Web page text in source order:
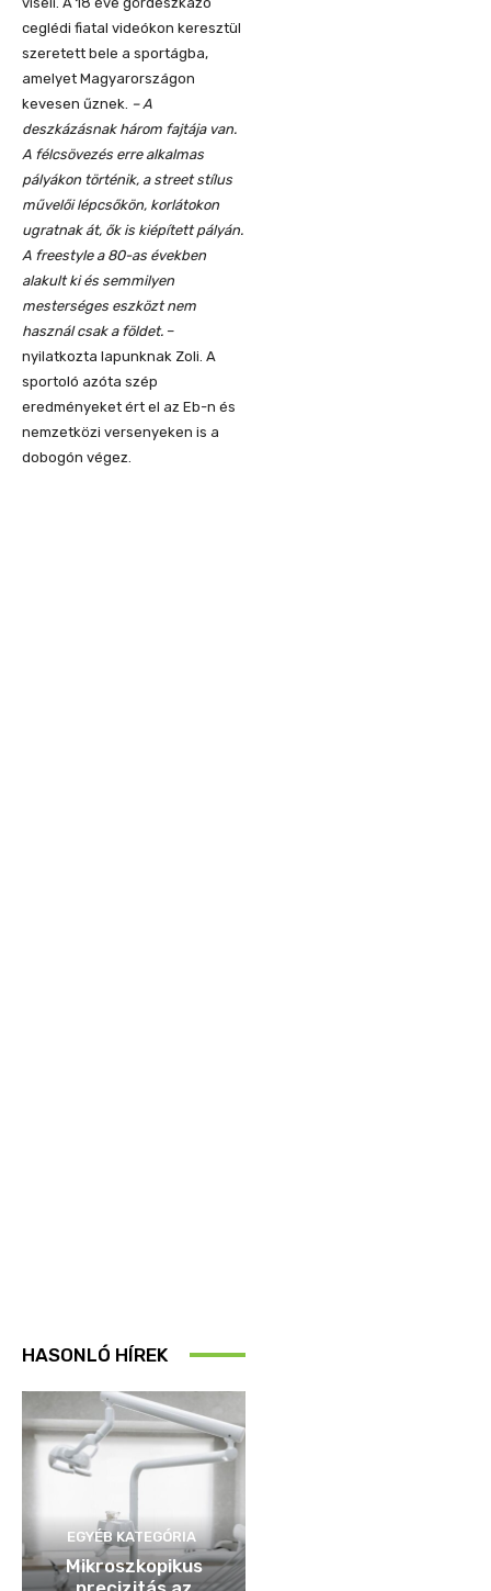
ceglédi fiatal videókon keresztül
szeretett bele a sportágba,
amelyet Magyarországon
kevesen űznek. – A
deszkázásnak három fajtája van.
A félcsövezés erre alkalmas
pályákon történik, a street stílus
művelői lépcsőkön, korlátokon
ugratnak át, ők is kiépített pályán.
A freestyle a 80-as években
alakult ki és semmilyen
mesterséges eszközt nem
használ csak a földet. –
nyilatkozta lapunknak Zoli. A
sportoló azóta szép
eredményeket ért el az Eb-n és
nemzetközi versenyeken is a
dobogón végez.
HASONLÓ HÍREK
EGYÉB KATEGÓRIA
Mikroszkopikus